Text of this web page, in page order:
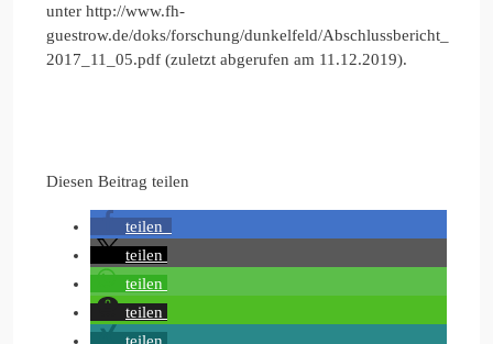
unter http://www.fh-
guestrow.de/doks/forschung/dunkelfeld/Abschlussbericht_
2017_11_05.pdf (zuletzt abgerufen am 11.12.2019).
Diesen Beitrag teilen
teilen
teilen
teilen
teilen
teilen